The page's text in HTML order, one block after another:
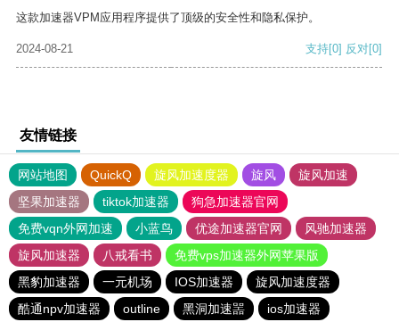
这款加速器VPM应用程序提供了顶级的安全性和隐私保护。
2024-08-21 支持[0] 反对[0]
友情链接
网站地图 QuickQ 旋风加速度器 旋风
旋风加速
坚果加速器
tiktok加速器
狗急加速器官网
免费vqn外网加速
小蓝鸟 优途加速器官网
风驰加速器
旋风加速器
八戒看书
免费vps加速器外网苹果版
黑豹加速器
一元机场 IOS加速器
旋风加速度器
酷通npv加速器
outline 黑洞加速噐
ios加速器